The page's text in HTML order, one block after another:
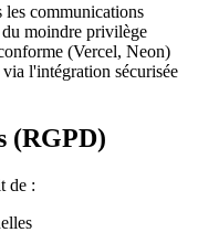
communications
moindre privilège
(Vercel, Neon)
l'intégration sécurisée
(RGPD)
de :